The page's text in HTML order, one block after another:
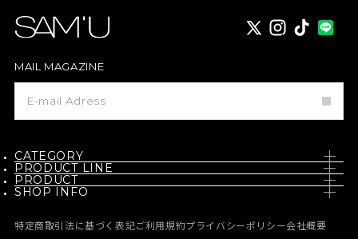
X instagram
TikTok
MAIL MAGAZINE
ン
登
録
CATEGORY
SKIN CARE
PRODUCT LINE
PH / SENSITIVE
BORN - PANTEHENOL
PRODUCT
SHOP INFO
NEWS
特定商取引法に基づく表記ご利用規約プライバシーポリシー会社概要